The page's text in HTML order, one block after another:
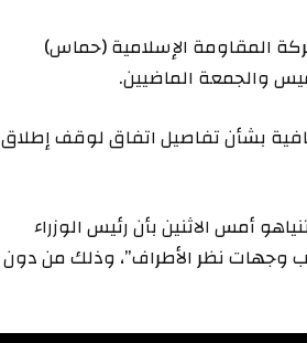
المقاومة الإسلامية (حماس)
والجمعة الماضيين.
بشأن تفاصيل اتفاق لوقف إطلاق
التي استمرت نحو 3 ساعات مع نتنياهو أمس الاثنين بأن رئيس الوزراء
وجهات نظر الأطراف”، وذلك من دون